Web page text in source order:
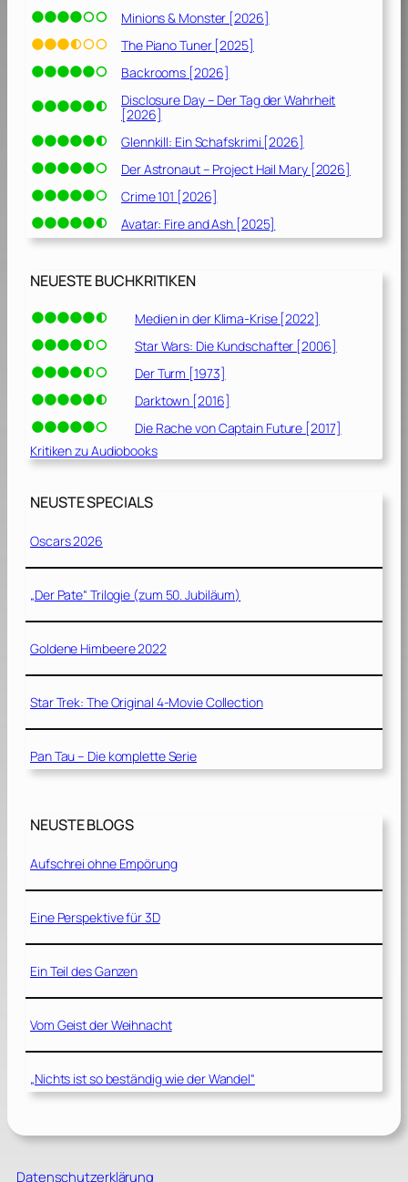
Minions & Monster [2026]
The Piano Tuner [2025]
Backrooms [2026]
Disclosure Day – Der Tag der Wahrheit
[2026]
Glennkill: Ein Schafskrimi [2026]
Der Astronaut – Project Hail Mary [2026]
Crime 101 [2026]
Avatar: Fire and Ash [2025]
NEUESTE BUCHKRITIKEN
Medien in der Klima-Krise [2022]
Star Wars: Die Kundschafter [2006]
Der Turm [1973]
Darktown [2016]
Die Rache von Captain Future [2017]
Kritiken zu Audiobooks
NEUSTE SPECIALS
Oscars 2026
„Der Pate“ Trilogie (zum 50. Jubiläum)
Goldene Himbeere 2022
Star Trek: The Original 4-Movie Collection
Pan Tau – Die komplette Serie
NEUSTE BLOGS
Aufschrei ohne Empörung
Eine Perspektive für 3D
Ein Teil des Ganzen
Vom Geist der Weihnacht
„Nichts ist so beständig wie der Wandel“
Datenschutzerklärung